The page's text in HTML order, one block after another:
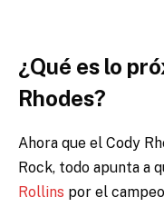
¿Qué es lo
Rhodes?
Ahora que el Cody
Rock, todo apunta a
Rollins por el